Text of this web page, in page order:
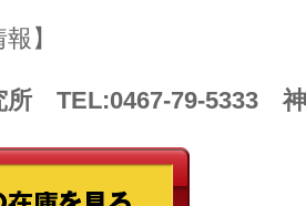
報】
所 TEL:0467-79-5333 神